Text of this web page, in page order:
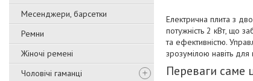
Месенджери, барсетки
Ремни
Жіночі ремені
Чоловічі гаманці
Електрична плита з
потужність 2 кВт, що
та ефективністю.
зрозумілою навіть для
Переваги саме